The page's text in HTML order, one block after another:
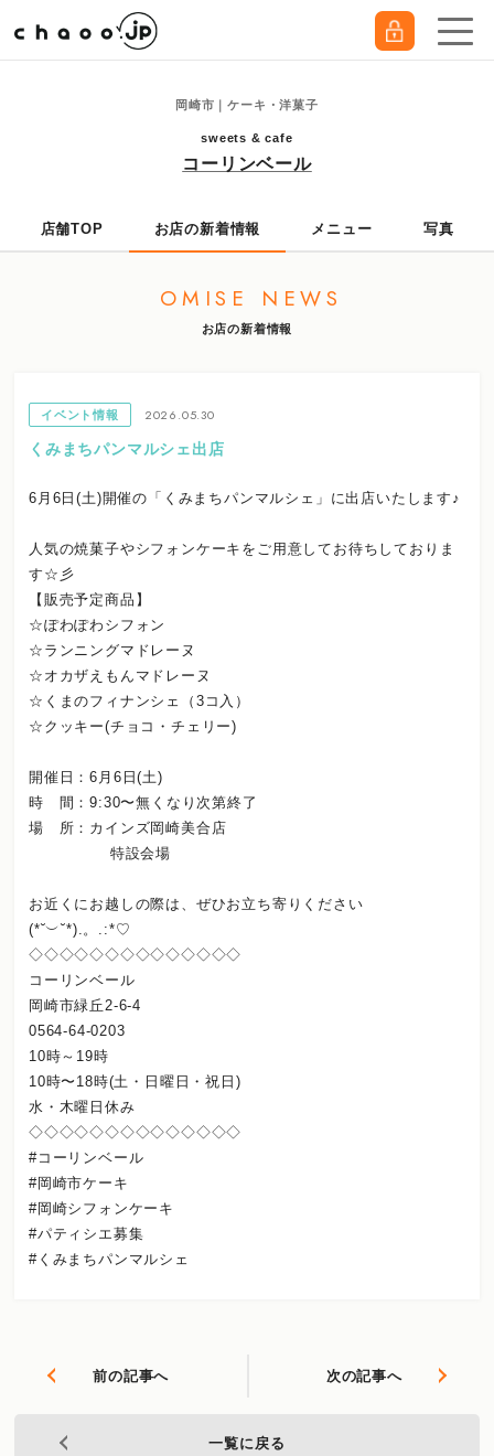
岡崎市｜ケーキ・洋菓子
sweets & cafe
コーリンベール
店舗TOP お店の新着情報 メニュー 写真
OMISE NEWS
お店の新着情報
イベント情報
2026.05.30
くみまちパンマルシェ出店
6月6日(土)開催の「くみまちパンマルシェ」に出店いたします♪
人気の焼菓子やシフォンケーキをご用意してお待ちしておりま
す☆彡
【販売予定商品】
☆ぽわぽわシフォン
☆ランニングマドレーヌ
☆オカザえもんマドレーヌ
☆くまのフィナンシェ（3コ入）
☆クッキー(チョコ・チェリー)
開催日：6月6日(土)
時 間：9:30〜無くなり次第終了
場 所：カインズ岡崎美合店
特設会場
お近くにお越しの際は、ぜひお立ち寄りください
(*˘︶˘*).。.:*♡
◇◇◇◇◇◇◇◇◇◇◇◇◇◇
コーリンベール
岡崎市緑丘2-6-4
0564-64-0203
10時～19時
10時〜18時(土・日曜日・祝日)
水・木曜日休み
◇◇◇◇◇◇◇◇◇◇◇◇◇◇
#コーリンベール
#岡崎市ケーキ
#岡崎シフォンケーキ
#パティシエ募集
#くみまちパンマルシェ
前の記事へ 次の記事へ
一覧に戻る